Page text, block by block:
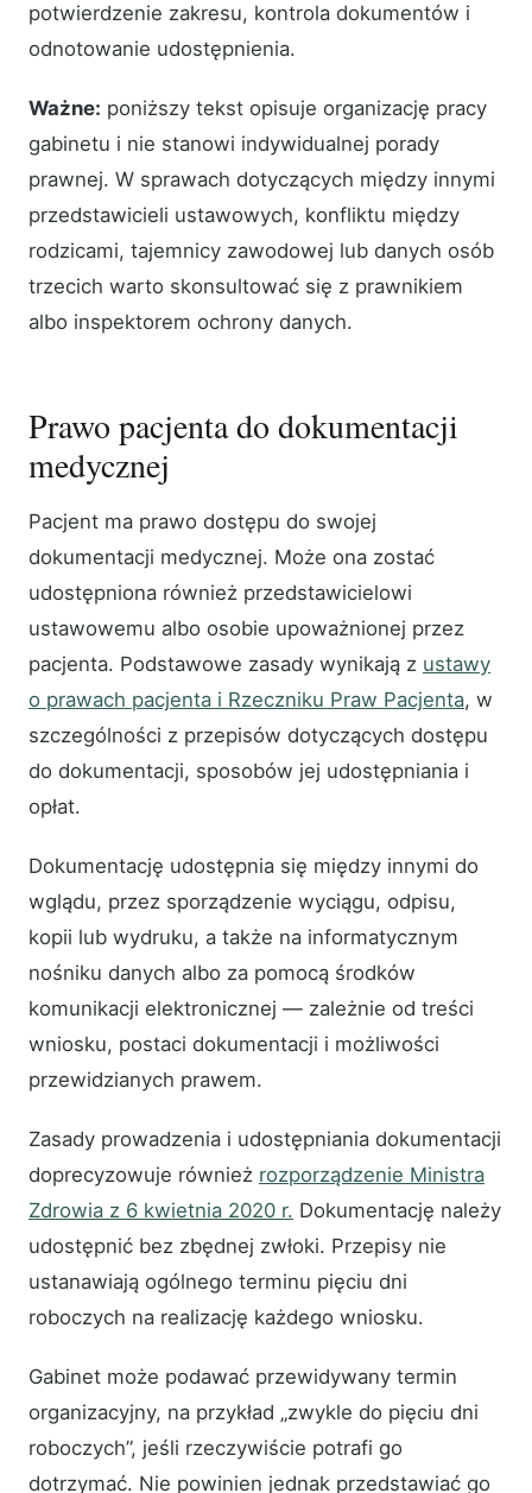
potwierdzenie zakresu, kontrola dokumentów i
odnotowanie udostępnienia.
Ważne: poniższy tekst opisuje organizację pracy
gabinetu i nie stanowi indywidualnej porady
prawnej. W sprawach dotyczących między innymi
przedstawicieli ustawowych, konfliktu między
rodzicami, tajemnicy zawodowej lub danych osób
trzecich warto skonsultować się z prawnikiem
albo inspektorem ochrony danych.
Prawo pacjenta do dokumentacji
medycznej
Pacjent ma prawo dostępu do swojej
dokumentacji medycznej. Może ona zostać
udostępniona również przedstawicielowi
ustawowemu albo osobie upoważnionej przez
pacjenta. Podstawowe zasady wynikają z ustawy
o prawach pacjenta i Rzeczniku Praw Pacjenta, w
szczególności z przepisów dotyczących dostępu
do dokumentacji, sposobów jej udostępniania i
opłat.
Dokumentację udostępnia się między innymi do
wglądu, przez sporządzenie wyciągu, odpisu,
kopii lub wydruku, a także na informatycznym
nośniku danych albo za pomocą środków
komunikacji elektronicznej — zależnie od treści
wniosku, postaci dokumentacji i możliwości
przewidzianych prawem.
Zasady prowadzenia i udostępniania dokumentacji
doprecyzowuje również rozporządzenie Ministra
Zdrowia z 6 kwietnia 2020 r. Dokumentację należy
udostępnić bez zbędnej zwłoki. Przepisy nie
ustanawiają ogólnego terminu pięciu dni
roboczych na realizację każdego wniosku.
Gabinet może podawać przewidywany termin
organizacyjny, na przykład „zwykle do pięciu dni
roboczych”, jeśli rzeczywiście potrafi go
dotrzymać. Nie powinien jednak przedstawiać go